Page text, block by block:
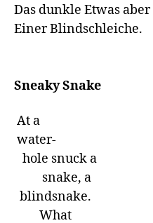
Das dunkle Etwas
Einer Blindschleiche.
Sneaky Snake